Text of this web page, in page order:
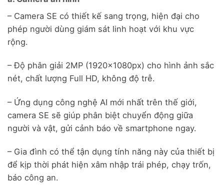
– Camera SE có thiết kế sang trọng, hiện đại cho
phép người dùng giám sát linh hoạt với khu vực
rộng.
– Độ phân giải 2MP (1920x1080px) cho hình ảnh sắc
nét, chất lượng Full HD, không độ trễ.
– Ứng dụng công nghệ AI mới nhất trên thế giới,
camera SE sẽ giúp phân biệt chuyển động giữa
người và vật, gửi cảnh báo về smartphone ngay.
– Gia đình có thể tận dụng tính năng này của thiết bị
để kịp thời phát hiện xâm nhập trái phép, chạy trốn,
báo công an.